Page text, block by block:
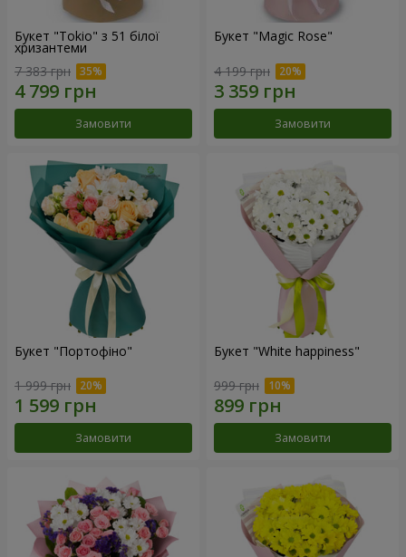
Букет "Tokio" з 51 білої
хризантеми
7 383 грн
Замовити
Букет "Magic Rose"
4 199 грн
Замовити
Букет "Портофіно"
1 999 грн
Замовити
Букет "White happiness"
999 грн
Замовити